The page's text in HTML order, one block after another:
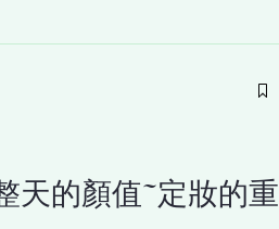
天的顏值~定妝的重